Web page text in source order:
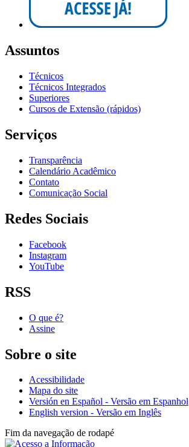
Assuntos
Técnicos
Técnicos Integrados
Superiores
Cursos de Extensão (rápidos)
Serviços
Transparência
Calendário Acadêmico
Contato
Comunicação Social
Redes Sociais
Facebook
Instagram
YouTube
RSS
O que é?
Assine
Sobre o site
Acessibilidade
Mapa do site
Versión en Español - Versão em Espanhol
English version - Versão em Inglês
Fim da navegação de rodapé